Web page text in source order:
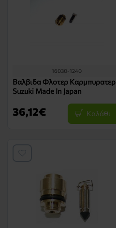
16030-1240
Βαλβιδα Φλοτερ Καρμπυρατερ
Suzuki Made In Japan
36,12€ Καλάθι